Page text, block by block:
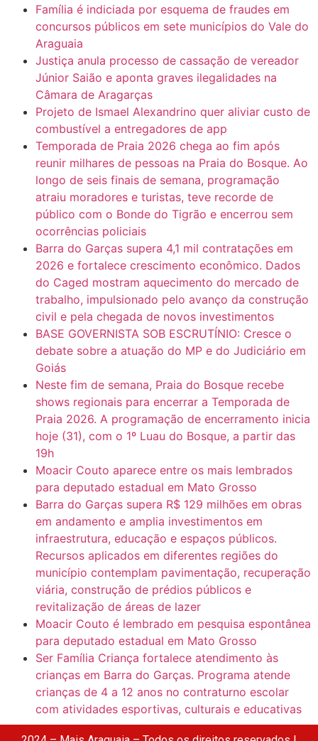
Família é indiciada por esquema de fraudes em
concursos públicos em sete municípios do Vale do
Araguaia
Justiça anula processo de cassação de vereador
Júnior Saião e aponta graves ilegalidades na
Câmara de Aragarças
Projeto de Ismael Alexandrino quer aliviar custo de
combustível a entregadores de app
Temporada de Praia 2026 chega ao fim após
reunir milhares de pessoas na Praia do Bosque. Ao
longo de seis finais de semana, programação
atraiu moradores e turistas, teve recorde de
público com o Bonde do Tigrão e encerrou sem
ocorrências policiais
Barra do Garças supera 4,1 mil contratações em
2026 e fortalece crescimento econômico. Dados
do Caged mostram aquecimento do mercado de
trabalho, impulsionado pelo avanço da construção
civil e pela chegada de novos investimentos
BASE GOVERNISTA SOB ESCRUTÍNIO: Cresce o
debate sobre a atuação do MP e do Judiciário em
Goiás
Neste fim de semana, Praia do Bosque recebe
shows regionais para encerrar a Temporada de
Praia 2026. A programação de encerramento inicia
hoje (31), com o 1º Luau do Bosque, a partir das
19h
Moacir Couto aparece entre os mais lembrados
para deputado estadual em Mato Grosso
Barra do Garças supera R$ 129 milhões em obras
em andamento e amplia investimentos em
infraestrutura, educação e espaços públicos.
Recursos aplicados em diferentes regiões do
município contemplam pavimentação, recuperação
viária, construção de prédios públicos e
revitalização de áreas de lazer
Moacir Couto é lembrado em pesquisa espontânea
para deputado estadual em Mato Grosso
Ser Família Criança fortalece atendimento às
crianças em Barra do Garças. Programa atende
crianças de 4 a 12 anos no contraturno escolar
com atividades esportivas, culturais e educativas